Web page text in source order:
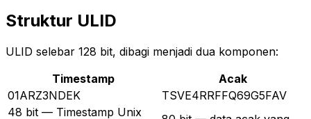
Struktur ULID
ULID selebar 128 bit, dibagi menjadi dua komponen:
Timestamp
Acak
01ARZ3NDEK
TSVE4RRFFQ69G5FAV
48 bit — Timestamp Unix